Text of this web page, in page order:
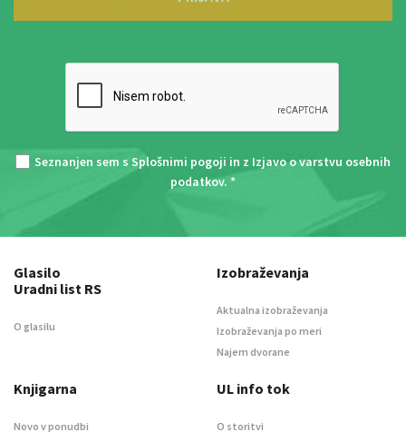
Seznanjen sem s Splošnimi pogoji in z Izjavo o varstvu osebnih
podatkov. *
Glasilo
Uradni list RS
O glasilu
Izobraževanja
Aktualna izobraževanja
Izobraževanja po meri
Najem dvorane
Knjigarna
Novo v ponudbi
UL info tok
O storitvi